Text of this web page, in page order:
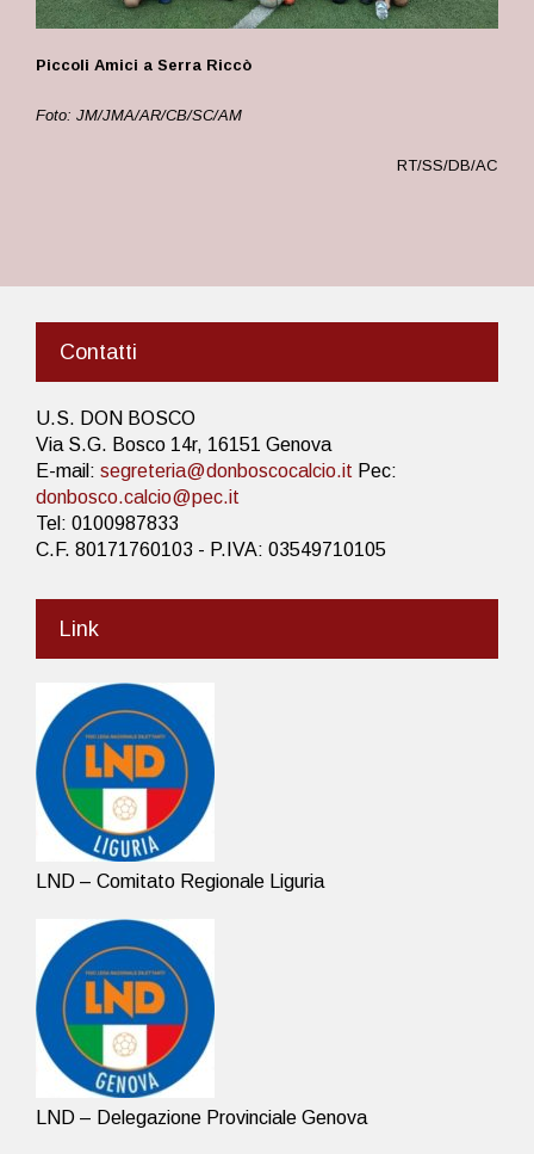
Piccoli Amici a Serra Riccò
Foto: JM/JMA/AR/CB/SC/AM
RT/SS/DB/AC
Contatti
U.S. DON BOSCO
Via S.G. Bosco 14r, 16151 Genova
E-mail: segreteria@donboscocalcio.it Pec:
donbosco.calcio@pec.it
Tel: 0100987833
C.F. 80171760103 - P.IVA: 03549710105
Link
LND – Comitato Regionale Liguria
LND – Delegazione Provinciale Genova